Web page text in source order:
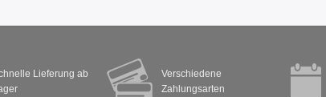
Lieferung ab
Verschiedene
Zahlungsarten